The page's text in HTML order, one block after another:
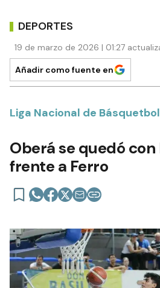
DEPORTES
19 de marzo de 2026 | 01:27
Añadir como fuente en
Liga Nacional de Básquetbol
Oberá se quedó
frente a Ferro